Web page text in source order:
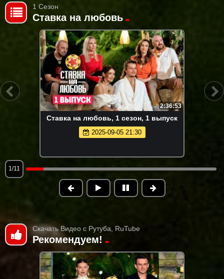
1 Сезон
Ставка на любовь
2:36:53
Ставка на любовь, 1 сезон, 1 выпуск
2025-09-05 21:30
1/11
Скачать Видео с Рутуба, RuTube
Рекомендуем!